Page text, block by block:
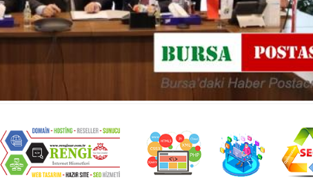
Bursa’da cadde
kavga